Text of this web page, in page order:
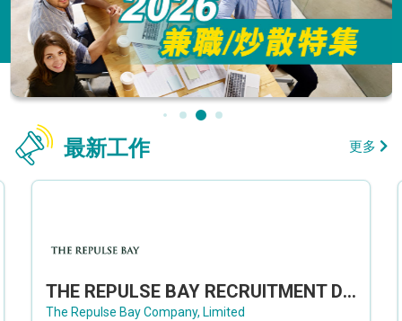
最新工作 更多
THE REPULSE BAY RECRUITMENT DAY 淺水灣影灣園人才招聘會
The Repulse Bay Company, Limited